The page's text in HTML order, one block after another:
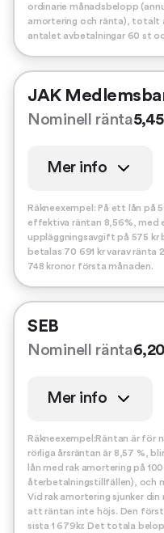
ordinarie månadsbelopp
amortering och ränta), totalt
antalet avbetalningar 60 st
JAK
Nominell ränta
Mer info
Räkneexempel: På ett lån på
effektiva räntan 8,56%, med
uppläggningsavgift på 575
betalas 70 691 kr varav
748 kronor första månaden.
SEB
Nominell ränta
Mer info
Räkneexempel:Räntan är för
rörliga årsräntan är 8,57 %,
lån med rak amortering på
återbetalningstillfällen), och
Vid rak amortering sjunker
att räntan inte höjs. Den
sista 1 679kr. Det totala